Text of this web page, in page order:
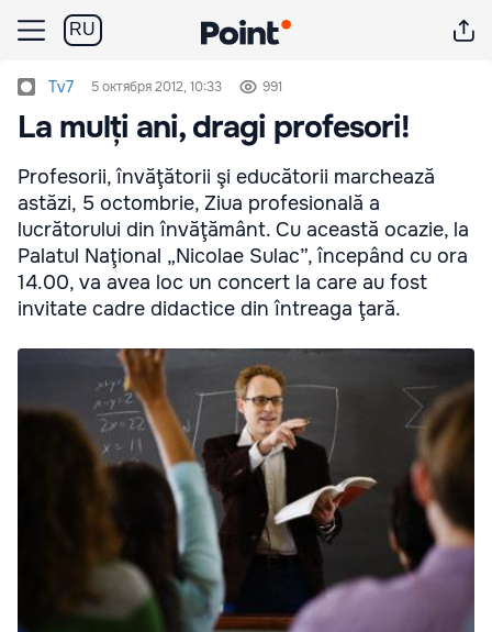
RU
Tv7 5 октября 2012, 10:33 991
La mulți ani, dragi profesori!
Profesorii, învăţătorii şi educătorii marchează
astăzi, 5 octombrie, Ziua profesională a
lucrătorului din învăţământ. Cu această ocazie, la
Palatul Naţional „Nicolae Sulac”, începând cu ora
14.00, va avea loc un concert la care au fost
invitate cadre didactice din întreaga ţară.